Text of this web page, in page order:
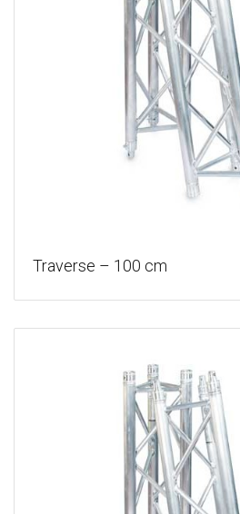
Traverse – 100 cm